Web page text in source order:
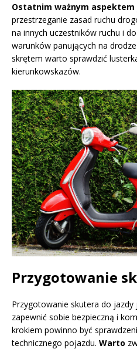
Ostatnim ważnym aspektem
przestrzeganie zasad ruchu
na innych uczestników ruchu i
warunków panujących na
skrętem warto sprawdzić
kierunkowskazów.
Przygotowanie
Przygotowanie skutera do
zapewnić sobie bezpieczną i
krokiem powinno być
technicznego pojazdu. Warto